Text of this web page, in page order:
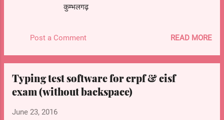
कुम्भलगढ़
Post a Comment READ MORE
Typing test software for crpf & cisf
exam (without backspace)
June 23, 2016